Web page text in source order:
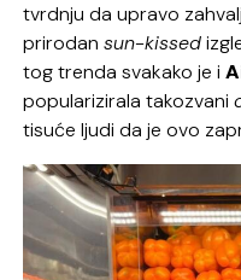
tvrdnju da upravo
prirodansun-kissed
tog trenda svakako je i
popularizirala takozvani
tisuće ljudi da je ovo